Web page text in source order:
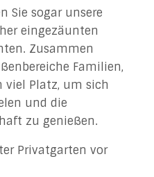
Sie sogar unsere
eingezäunten
Zusammen
Familien,
viel Platz, um sich
und die
zu genießen.
Privatgarten vor